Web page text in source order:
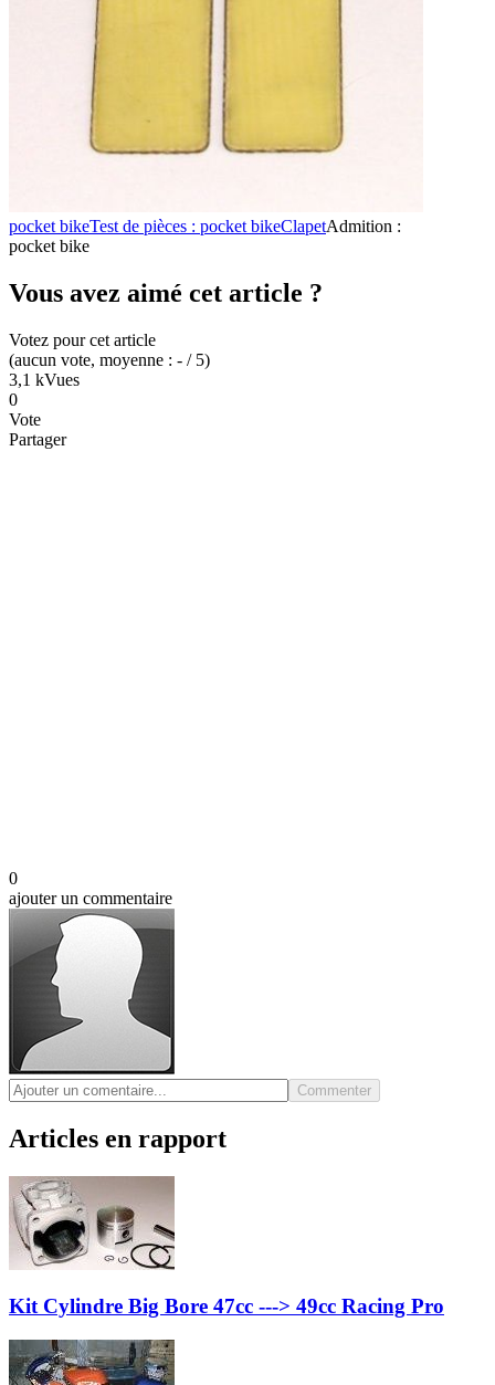
pocket bikeTest de pièces : pocket bikeClapetAdmition :
pocket bike
Vous avez aimé cet article ?
Votez pour cet article
(aucun vote, moyenne : - / 5)
3,1 kVues
0
Vote
Partager
0
ajouter un commentaire
Commenter
Articles en rapport
Kit Cylindre Big Bore 47cc ---> 49cc Racing Pro